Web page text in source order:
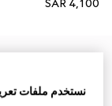
SAR 4,100
نستخدم ملفات